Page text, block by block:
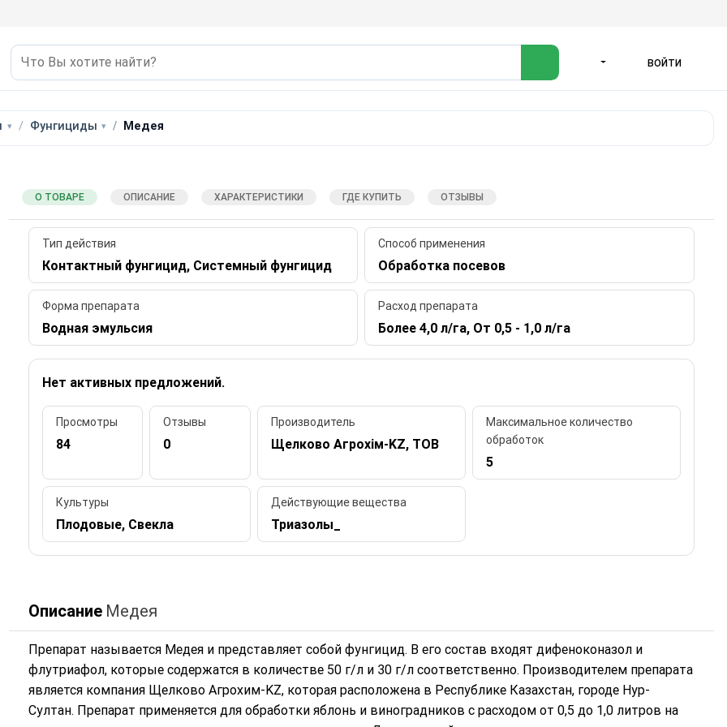
ВОЙТИ
Фунгициды Медея
О ТОВАРЕ ОПИСАНИЕ ХАРАКТЕРИСТИКИ ГДЕ КУПИТЬ ОТЗЫВЫ
Тип действия
Контактный фунгицид, Системный фунгицид
Способ применения
Обработка посевов
Форма препарата
Водная эмульсия
Расход препарата
Более 4,0 л/га, От 0,5 - 1,0 л/га
Нет активных предложений.
Просмотры
84
Отзывы
0
Производитель
Щелково Агрохім-KZ, ТОВ
Максимальное количество
обработок
5
Культуры
Плодовые, Свекла
Действующие вещества
Триазолы_
Описание Медея
Препарат называется Медея и представляет собой фунгицид. В его состав входят дифеноконазол и
флутриафол, которые содержатся в количестве 50 г/л и 30 г/л соответственно. Производителем препарата
является компания Щелково Агрохим-KZ, которая расположена в Республике Казахстан, городе Нур-
Султан. Препарат применяется для обработки яблонь и виноградников с расходом от 0,5 до 1,0 литров на